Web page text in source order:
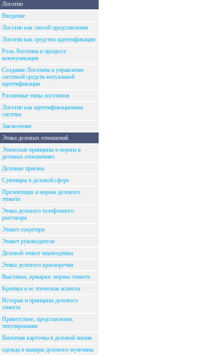
Логотип
Введение
Логотип как способ представления
Логотип как средство идентификации
Роль Логотипа в процессе
коммуникации
Создание Логотипа и управление
системой средств визуальной
идентификации
Различные типы логотипов
Логотип как идентификационная
система
Заключение
Этика деловых отношений
Этические принципы и нормы в
деловых отношениях
Деловые приемы
Сувениры в деловой сфере
Презентация и нормы делового
этикета
Этика делового телефонного
разговора
Этикет секретаря
Этикет руководителя
Деловой этикет переводчика
Этика делового красноречия
Выставки, ярмарки: нормы этикета
Критика и ее этические аспекты
История и принципы делового
этикета
Приветствие, представление,
титулирование
Визитная карточка в деловой жизни
одежда и манеры делового мужчины